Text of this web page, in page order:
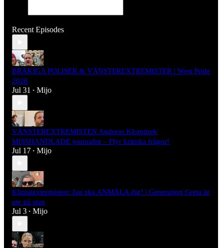
Recent Episodes
BRÅKIGA POLISER & VÄNSTEREXTREMISTER | West Pride
2026
Jul 31 • Mijo
VÄNSTEREXTREMISTEN Andreas Klominek
MISSHANDLADE journalist – Flyr kritiska frågor!
Jul 17 • Mijo
Klimatextremisten: Jag ska ANMÄLA dig! | Generation Greta är
ute på stan
Jul 3 • Mijo